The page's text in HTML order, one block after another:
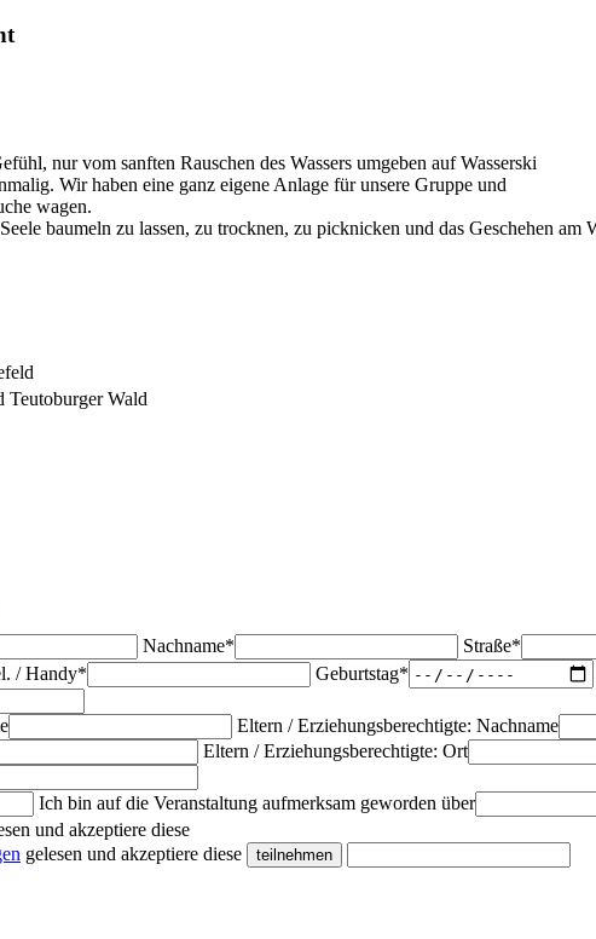
nur vom sanften Rauschen des Wassers umgeben auf Wasserski
Wir haben eine ganz eigene Anlage für unsere Gruppe und
wagen.
baumeln zu lassen, zu trocknen, zu picknicken und das Geschehen am
Teutoburger Wald
Nachname* Straße*
/ Handy* Geburtstag*
Eltern / Erziehungsberechtigte: Nachname
Eltern / Erziehungsberechtigte: Ort
Ich bin auf die Veranstaltung aufmerksam geworden über
und akzeptiere diese
gelesen und akzeptiere diese